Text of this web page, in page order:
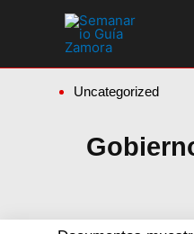
Uncategorized